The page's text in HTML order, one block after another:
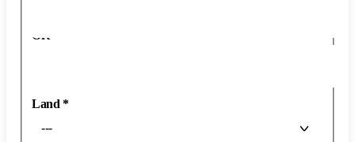
Ort
Land*
---